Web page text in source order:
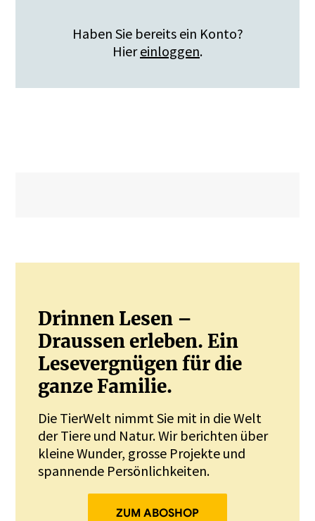
Haben Sie bereits ein Konto?
Hiereinloggen.
Drinnen Lesen –
Draussen erleben. Ein
Lesevergnügen für die
ganze Familie.
Die TierWelt nimmt Sie mit in die Welt
der Tiere und Natur. Wir berichten über
kleine Wunder, grosse Projekte und
spannende Persönlichkeiten.
ZUM ABOSHOP